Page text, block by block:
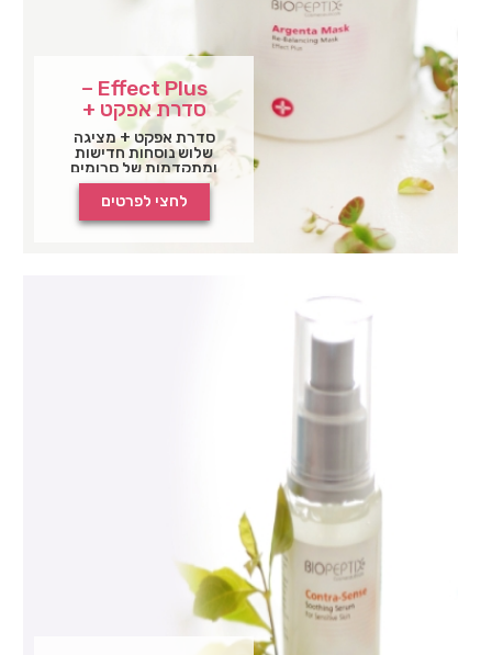
Effect Plus –
סדרת אפקט +
סדרת אפקט + מציגה
שלוש נוסחות חדישות
ומתקדמות של סרומים
פעילים לפנים ולעיניים,
המעניקות לעור את
למניעת ולתיקון סימני
לחצי לפרטים